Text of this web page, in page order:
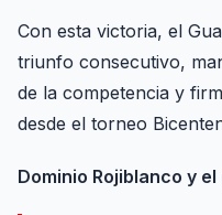
Con esta victoria, el
triunfo consecutivo,
de la competencia y
desde el torneo
Dominio Rojiblanco y